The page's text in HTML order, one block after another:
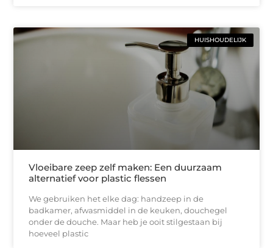
HUISHOUDELIJK
Vloeibare zeep zelf maken: Een duurzaam
alternatief voor plastic flessen
We gebruiken het elke dag: handzeep in de
badkamer, afwasmiddel in de keuken, douchegel
onder de douche. Maar heb je ooit stilgestaan bij
hoeveel plastic